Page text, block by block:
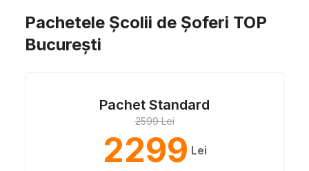
Pachetele Școlii de Șoferi TOP
București
Pachet Standard
2599 Lei
2299 Lei